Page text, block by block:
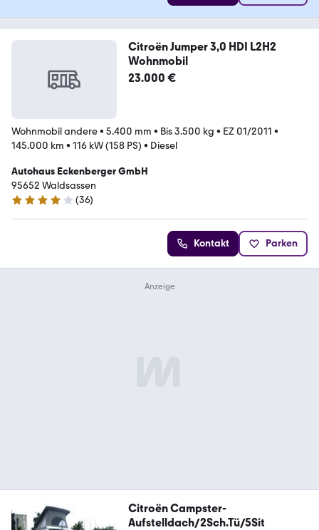
Citroën Jumper 3,0 HDI L2H2
Wohnmobil
23.000 €
Wohnmobil andere• 5.400 mm • Bis 3.500 kg • EZ 01/2011 •
145.000 km • 116 kW (158 PS) • Diesel
Autohaus Eckenberger GmbH
95652 Waldsassen
4 Sterne
(36)
Kontakt Parken
Citroën Campster-
Aufstelldach/2Sch.Tü/5Sit